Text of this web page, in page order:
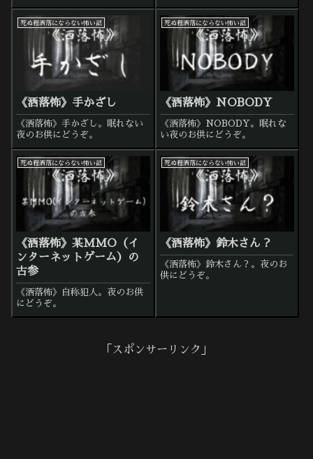
死ぬ程洒落にならない怖い話
《洒落怖》手かざし
《洒落怖》手かざし。眠れない
夜のお供にどうぞ。
死ぬ程洒落にならない怖い話
《洒落怖》NOBODY
《洒落怖》NOBODY。眠れな
い夜のお供にどうぞ。
死ぬ程洒落にならない怖い話
《洒落怖》某MMO（イ
ンターネットゲーム）の
古参
《洒落怖》自称犯人。夜のお供
にどうぞ。
死ぬ程洒落にならない怖い話
《洒落怖》鈴木さん？
《洒落怖》鈴木さん？。夜のお
供にどうぞ。
「スポンサーリンク」